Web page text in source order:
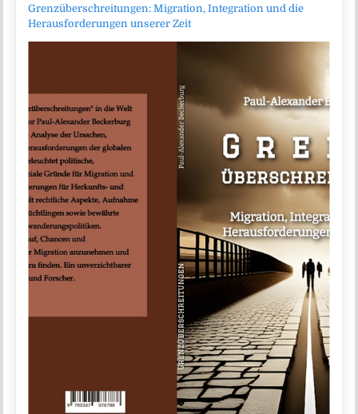
Grenzüberschreitungen: Migration, Integration und die
Herausforderungen unserer Zeit